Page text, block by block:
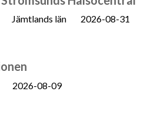
Jämtlands län 2026-08-31
2026-08-09